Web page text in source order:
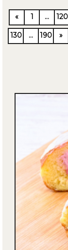
« 1 … 120
130 … 190 »